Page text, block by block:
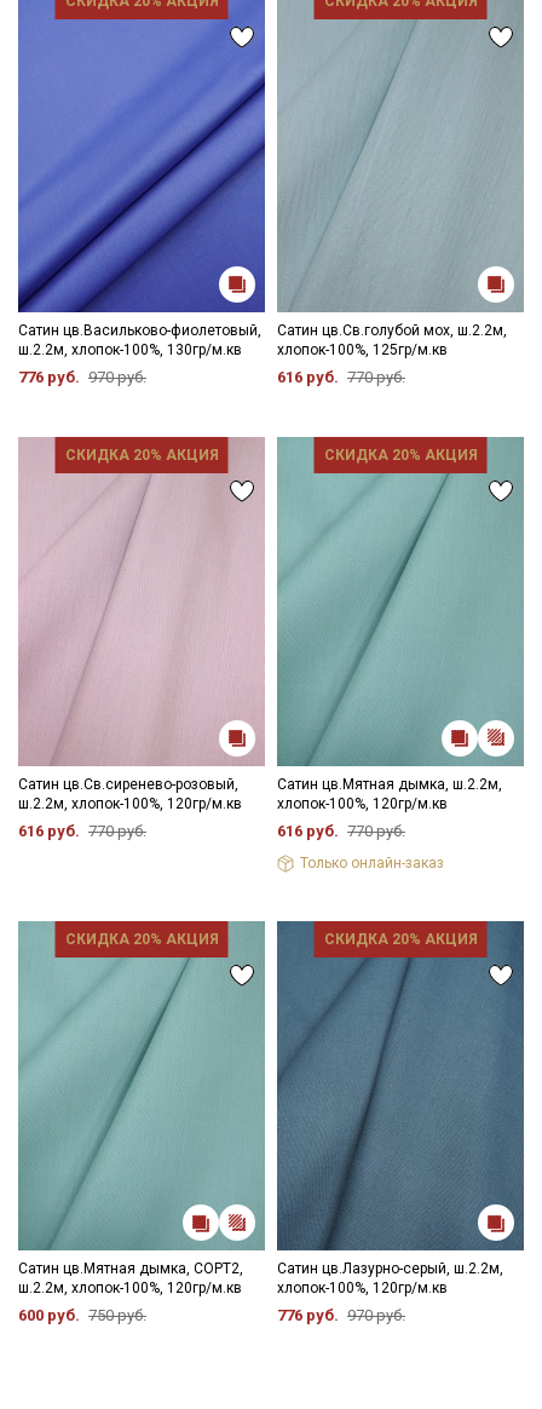
Сатин цв.Васильково-фиолетовый,
ш.2.2м, хлопок-100%, 130гр/м.кв
776 руб. 970 руб.
Сатин цв.Св.голубой мох, ш.2.2м,
хлопок-100%, 125гр/м.кв
616 руб. 770 руб.
СКИДКА 20% АКЦИЯ
Сатин цв.Св.сиренево-розовый,
ш.2.2м, хлопок-100%, 120гр/м.кв
616 руб. 770 руб.
СКИДКА 20% АКЦИЯ
Сатин цв.Мятная дымка, ш.2.2м,
хлопок-100%, 120гр/м.кв
616 руб. 770 руб.
Только онлайн-заказ
СКИДКА 20% АКЦИЯ
Сатин цв.Мятная дымка, СОРТ2,
ш.2.2м, хлопок-100%, 120гр/м.кв
600 руб. 750 руб.
СКИДКА 20% АКЦИЯ
Сатин цв.Лазурно-серый, ш.2.2м,
хлопок-100%, 120гр/м.кв
776 руб. 970 руб.
Электронная почта
Подписаться
Ознакомлен(а) сПолитикой обработки персональных
данныхи даюСогласие на обработку персональных
данных
ДаюСогласие на получение рекламных и
информационных рассылок